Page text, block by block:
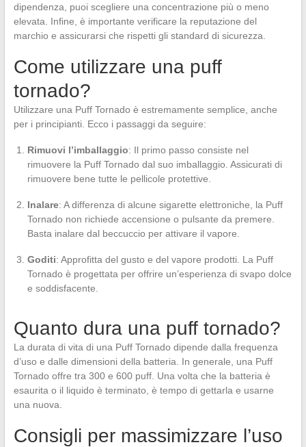
dipendenza, puoi scegliere una concentrazione più o meno
elevata. Infine, è importante verificare la reputazione del
marchio e assicurarsi che rispetti gli standard di sicurezza.
Come utilizzare una puff
tornado?
Utilizzare una Puff Tornado è estremamente semplice, anche
per i principianti. Ecco i passaggi da seguire:
Rimuovi l’imballaggio: Il primo passo consiste nel
rimuovere la Puff Tornado dal suo imballaggio. Assicurati di
rimuovere bene tutte le pellicole protettive.
Inalare: A differenza di alcune sigarette elettroniche, la Puff
Tornado non richiede accensione o pulsante da premere.
Basta inalare dal beccuccio per attivare il vapore.
Goditi: Approfitta del gusto e del vapore prodotti. La Puff
Tornado è progettata per offrire un’esperienza di svapo dolce
e soddisfacente.
Quanto dura una puff tornado?
La durata di vita di una Puff Tornado dipende dalla frequenza
d’uso e dalle dimensioni della batteria. In generale, una Puff
Tornado offre tra 300 e 600 puff. Una volta che la batteria è
esaurita o il liquido è terminato, è tempo di gettarla e usarne
una nuova.
Consigli per massimizzare l’uso